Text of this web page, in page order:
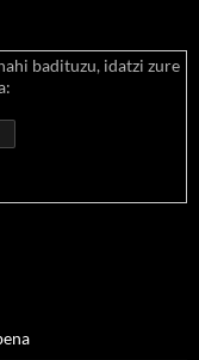
badituzu, idatzi zure